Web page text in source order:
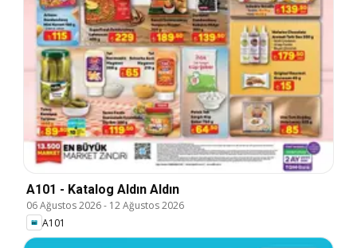
A101 - Katalog Aldın Aldın
06 Ağustos 2026- 12 Ağustos 2026
A101